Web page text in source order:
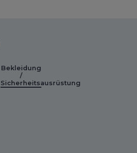
Bekleidung
/
Sicherheitsausrüstung